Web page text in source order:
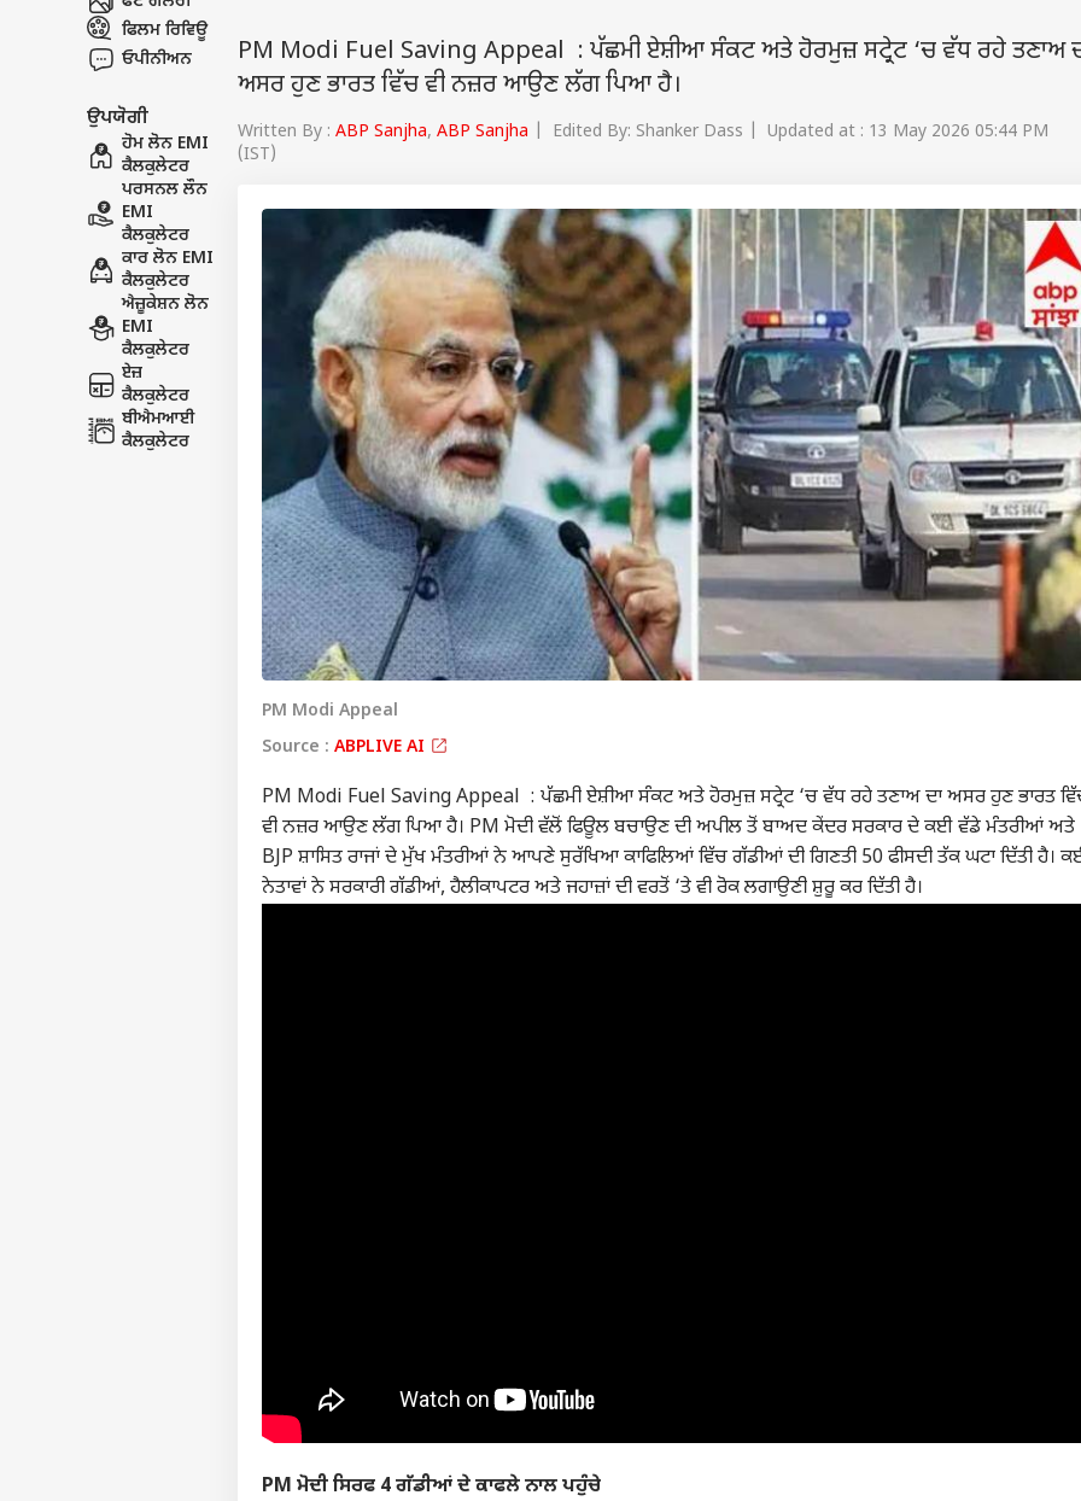
ਫਿਲਮ ਰਿਵਿਊ
ਓਪੀਨੀਅਨ
ਉਪਯੋਗੀ
ਹੋਮ ਲੋਨ EMI
ਕੈਲਕੁਲੇਟਰ
ਪਰਸਨਲ ਲੌਨ
EMI
ਕੈਲਕੁਲੇਟਰ
ਕਾਰ ਲੋਨ EMI
ਕੈਲਕੁਲੇਟਰ
ਐਜ਼ੂਕੇਸ਼ਨ ਲੋਨ
EMI
ਕੈਲਕੁਲੇਟਰ
ਏਜ਼
ਕੈਲਕੁਲੇਟਰ
ਬੀਐਮਆਈ
ਕੈਲਕੁਲੇਟਰ
PM Modi Fuel Saving Appeal : ਪੱਛਮੀ ਏਸ਼ੀਆ ਸੰਕਟ ਅਤੇ ਹੋਰਮੁਜ਼ ਸਟ੍ਰੇਟ ‘ਚ ਵੱਧ ਰਹੇ ਤਣਾਅ
ਅਸਰ ਹੁਣ ਭਾਰਤ ਵਿੱਚ ਵੀ ਨਜ਼ਰ ਆਉਣ ਲੱਗ ਪਿਆ ਹੈ।
Written By : ABP Sanjha, ABP Sanjha | Edited By: Shanker Dass | Updated at : 13 May 2026 05:44 PM
(IST)
PM Modi Appeal
Source : ABPLIVE AI
PM Modi Fuel Saving Appeal : ਪੱਛਮੀ ਏਸ਼ੀਆ ਸੰਕਟ ਅਤੇ ਹੋਰਮੁਜ਼ ਸਟ੍ਰੇਟ ‘ਚ ਵੱਧ ਰਹੇ ਤਣਾਅ ਦਾ ਅਸਰ ਹੁਣ ਭਾਰਤ
ਵੀ ਨਜ਼ਰ ਆਉਣ ਲੱਗ ਪਿਆ ਹੈ। PM ਮੋਦੀ ਵੱਲੋਂ ਫਿਊਲ ਬਚਾਉਣ ਦੀ ਅਪੀਲ ਤੋਂ ਬਾਅਦ ਕੇਂਦਰ ਸਰਕਾਰ ਦੇ ਕਈ ਵੱਡੇ ਮੰਤਰੀਆਂ ਅਤੇ
BJP ਸ਼ਾਸਿਤ ਰਾਜਾਂ ਦੇ ਮੁੱਖ ਮੰਤਰੀਆਂ ਨੇ ਆਪਣੇ ਸੁਰੱਖਿਆ ਕਾਫਿਲਿਆਂ ਵਿੱਚ ਗੱਡੀਆਂ ਦੀ ਗਿਣਤੀ 50 ਫੀਸਦੀ ਤੱਕ ਘਟਾ ਦਿੱਤੀ ਹੈ।
ਨੇਤਾਵਾਂ ਨੇ ਸਰਕਾਰੀ ਗੱਡੀਆਂ, ਹੈਲੀਕਾਪਟਰ ਅਤੇ ਜਹਾਜ਼ਾਂ ਦੀ ਵਰਤੋਂ ‘ਤੇ ਵੀ ਰੋਕ ਲਗਾਉਣੀ ਸ਼ੁਰੂ ਕਰ ਦਿੱਤੀ ਹੈ।
PM ਮੋਦੀ ਸਿਰਫ 4 ਗੱਡੀਆਂ ਦੇ ਕਾਫਲੇ ਨਾਲ ਪਹੁੰਚੇ